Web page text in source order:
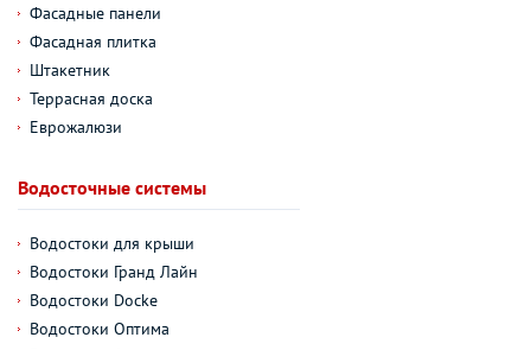
Фасадные панели
Фасадная плитка
Штакетник
Террасная доска
Еврожалюзи
Водосточные системы
Водостоки для крыши
Водостоки Гранд Лайн
Водостоки Docke
Водостоки Оптима